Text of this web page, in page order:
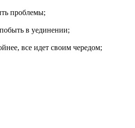
проблемы;
в уединении;
все идет своим чередом;